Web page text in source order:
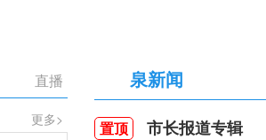
直播
更多>
泉新闻
置顶 市长报道专辑